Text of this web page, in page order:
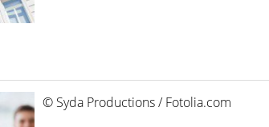
© Syda Productions / Fotolia.com